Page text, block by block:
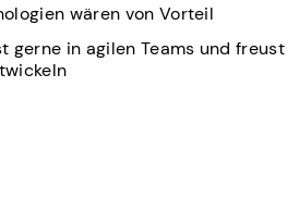
wären von Vorteil
gerne in agilen Teams und freust